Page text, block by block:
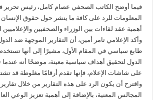
فيما أوضح الكاتب الصحفي عصام كامل، رئيس تحرير
المعلومات للرد على كافة ما ينشر حول حقوق
أهمية عقد لقاءات بين الوزراء والصحفيين والإعلاميين
وأكد الإعلامي تامر أمين، أن التقارير الموجهة ضد
طابع سياسي في المقام الأول، مشيرًا إلى أنها
الدول لتحقيق أهداف سياسية معينة، موضحًا أنه عندما
على شاشات الإعلام، فإنها تقدم أرقامًا مغلوطة قد
واقترح أن يكون الرد على هذه التقارير من خلال
المجالس المعنية، بالإضافة إلى أهمية تعزيز الوعي